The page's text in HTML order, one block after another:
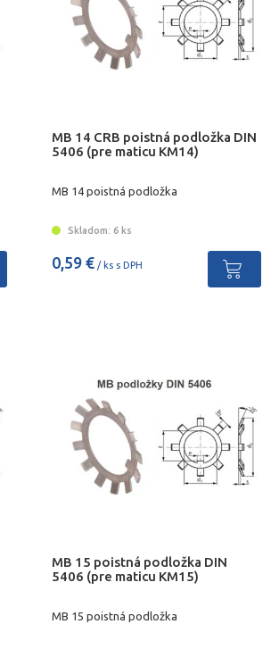
MB 14 CRB poistná podložka DIN
5406 (pre maticu KM14)
MB 14 poistná podložka
Skladom: 6 ks
0,59 €/ ks s DPH
MB 15 poistná podložka DIN
5406 (pre maticu KM15)
MB 15 poistná podložka